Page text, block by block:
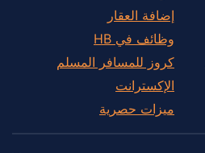
إضافة العقار
وظائف في HB
كروز للمسافر المسلم
الإكسترانت
ميزات حصرية